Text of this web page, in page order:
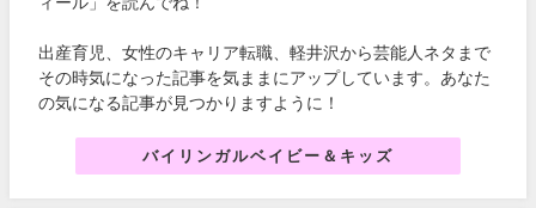
出産育児、女性のキャリア転職、軽井沢から芸能人ネタまで
その時気になった記事を気ままにアップしています。あなた
の気になる記事が見つかりますように！
バイリンガルベイビー＆キッズ